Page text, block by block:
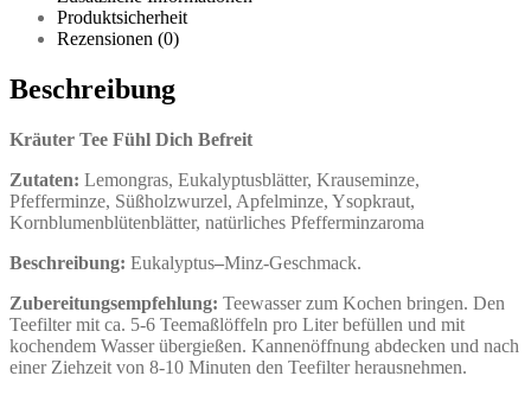
Produktsicherheit
Rezensionen (0)
Beschreibung
Kräuter Tee Fühl Dich Befreit
Zutaten: Lemongras, Eukalyptusblätter, Krauseminze,
Pfefferminze, Süßholzwurzel, Apfelminze, Ysopkraut,
Kornblumenblütenblätter, natürliches Pfefferminzaroma
Beschreibung: Eukalyptus–Minz-Geschmack.
Zubereitungsempfehlung: Teewasser zum Kochen bringen. Den
Teefilter mit ca. 5-6 Teemaßlöffeln pro Liter befüllen und mit
kochendem Wasser übergießen. Kannenöffnung abdecken und nach
einer Ziehzeit von 8-10 Minuten den Teefilter herausnehmen.